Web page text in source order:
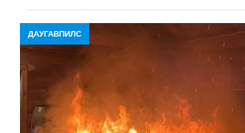
ДАУГАВПИЛС